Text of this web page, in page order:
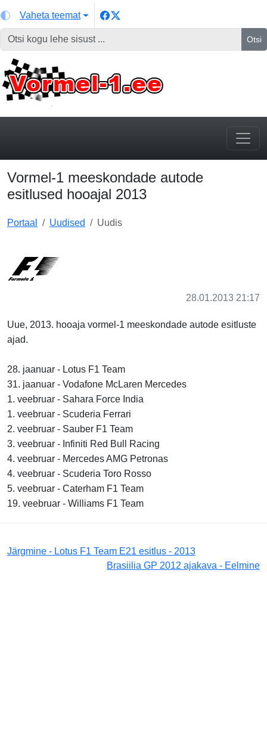
Vaheta teemat
Otsi
Vormel-1 meeskondade autode
esitlused hooajal 2013
Portaal Uudised Uudis
28.01.2013 21:17
Uue, 2013. hooaja vormel-1 meeskondade autode esitluste
ajad.
28. jaanuar - Lotus F1 Team
31. jaanuar - Vodafone McLaren Mercedes
1. veebruar - Sahara Force India
1. veebruar - Scuderia Ferrari
2. veebruar - Sauber F1 Team
3. veebruar - Infiniti Red Bull Racing
4. veebruar - Mercedes AMG Petronas
4. veebruar - Scuderia Toro Rosso
5. veebruar - Caterham F1 Team
19. veebruar - Williams F1 Team
Järgmine - Lotus F1 Team E21 esitlus - 2013
Brasiilia GP 2012 ajakava - Eelmine